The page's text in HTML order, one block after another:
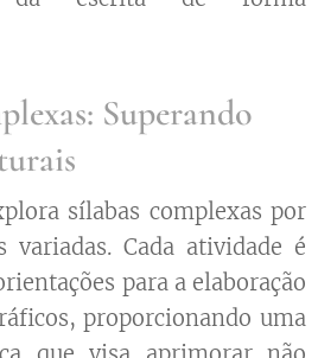
Superando
sílabas complexas por
variadas. Cada atividade é
para a elaboração
proporcionando uma